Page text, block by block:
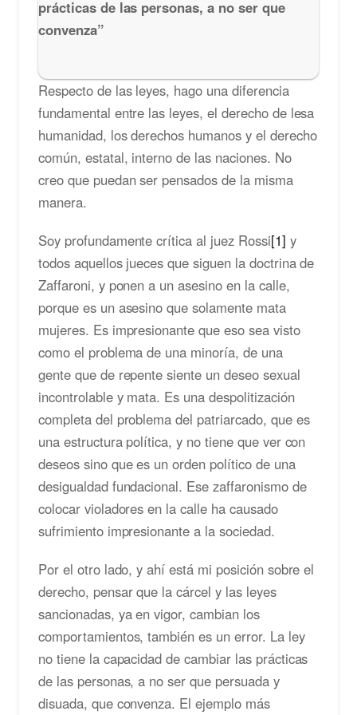
prácticas de las personas, a no ser que
convenza”
Respecto de las leyes, hago una diferencia
fundamental entre las leyes, el derecho de lesa
humanidad, los derechos humanos y el derecho
común, estatal, interno de las naciones. No
creo que puedan ser pensados de la misma
manera.
Soy profundamente crítica al juez Rossi[1] y
todos aquellos jueces que siguen la doctrina de
Zaffaroni, y ponen a un asesino en la calle,
porque es un asesino que solamente mata
mujeres. Es impresionante que eso sea visto
como el problema de una minoría, de una
gente que de repente siente un deseo sexual
incontrolable y mata. Es una despolitización
completa del problema del patriarcado, que es
una estructura política, y no tiene que ver con
deseos sino que es un orden político de una
desigualdad fundacional. Ese zaffaronismo de
colocar violadores en la calle ha causado
sufrimiento impresionante a la sociedad.
Por el otro lado, y ahí está mi posición sobre el
derecho, pensar que la cárcel y las leyes
sancionadas, ya en vigor, cambian los
comportamientos, también es un error. La ley
no tiene la capacidad de cambiar las prácticas
de las personas, a no ser que persuada y
disuada, que convenza. El ejemplo más